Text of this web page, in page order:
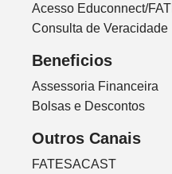
Acesso Educonnect/
Consulta de Veracidade
Beneficios
Assessoria Financeira
Bolsas e Descontos
Outros Canais
FATESACAST